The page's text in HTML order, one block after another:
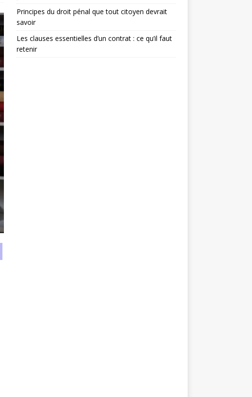
Principes du droit pénal que tout citoyen devrait
savoir
Les clauses essentielles d’un contrat : ce qu’il faut
retenir